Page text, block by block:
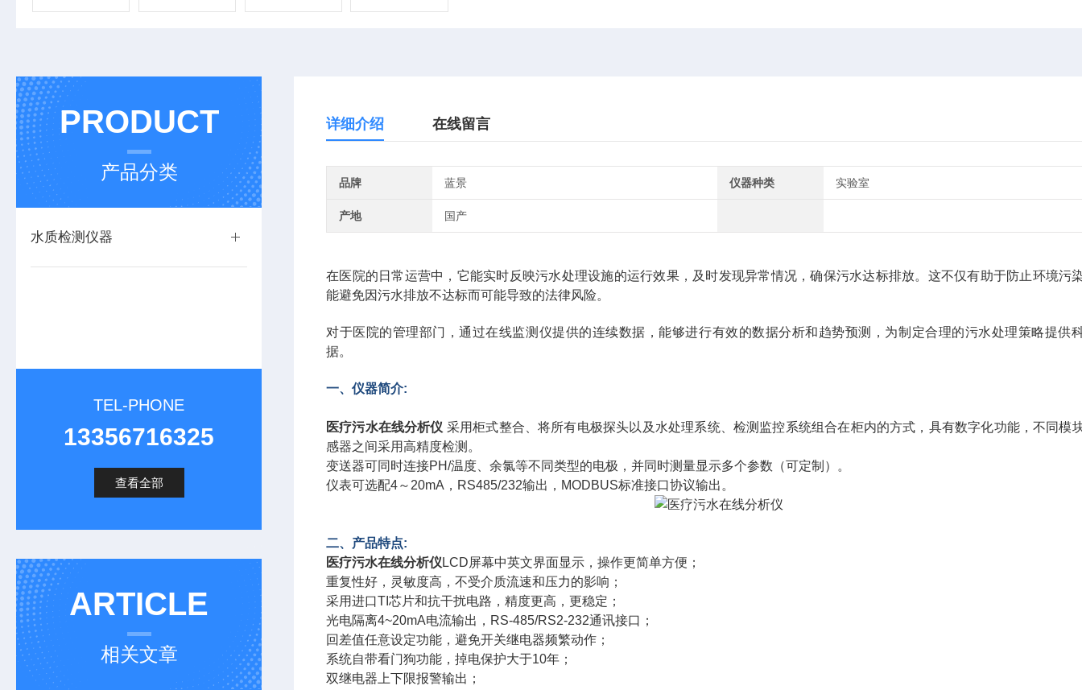
PRODUCT
产品分类
水质检测仪器
TEL-PHONE
13356716325
查看全部
ARTICLE
相关文章
详细介绍 在线留言
品牌 蓝景 仪器种类 实验室
产地 国产
在医院的日常运营中，它能实时反映污水处理设施的运行效果，及时发现异常情况，确保污水达标排放。这不仅有助于防止环境污
能避免因污水排放不达标而可能导致的法律风险。
对于医院的管理部门，通过在线监测仪提供的连续数据，能够进行有效的数据分析和趋势预测，为制定合理的污水处理策略提供
据。
一、仪器简介:
医疗污水在线分析仪 采用柜式整合、将所有电极探头以及水处理系统、检测监控系统组合在柜内的方式，具有数字化功能，不同模
感器之间采用高精度检测。
变送器可同时连接PH/温度、余氯等不同类型的电极，并同时测量显示多个参数（可定制）。
仪表可选配4～20mA，RS485/232输出，MODBUS标准接口协议输出。
二、产品特点:
医疗污水在线分析仪 LCD屏幕中英文界面显示，操作更简单方便；
重复性好，灵敏度高，不受介质流速和压力的影响；
采用进口TI芯片和抗干扰电路，精度更高，更稳定；
光电隔离4~20mA电流输出，RS-485/RS2-232通讯接口；
回差值任意设定功能，避免开关继电器频繁动作；
系统自带看门狗功能，掉电保护大于10年；
双继电器上下限报警输出；